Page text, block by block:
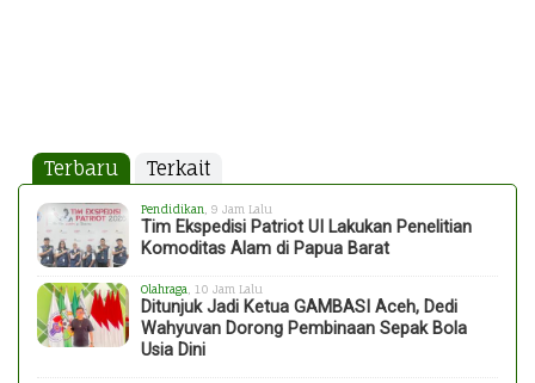
Terbaru Terkait
Pendidikan , 9 Jam Lalu
Tim Ekspedisi Patriot UI Lakukan Penelitian
Komoditas Alam di Papua Barat
Olahraga , 10 Jam Lalu
Ditunjuk Jadi Ketua GAMBASI Aceh, Dedi
Wahyuvan Dorong Pembinaan Sepak Bola
Usia Dini